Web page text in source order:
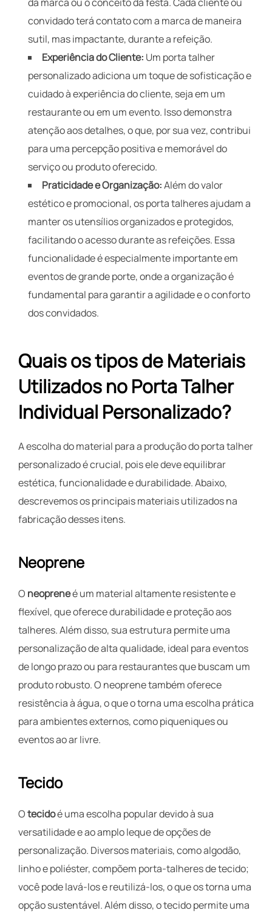
convidado terá contato com a marca de maneira
sutil, mas impactante, durante a refeição.
Experiência do Cliente: Um porta talher
personalizado adiciona um toque de sofisticação e
cuidado à experiência do cliente, seja em um
restaurante ou em um evento. Isso demonstra
atenção aos detalhes, o que, por sua vez, contribui
para uma percepção positiva e memorável do
serviço ou produto oferecido.
Praticidade e Organização:Além do valor
estético e promocional, os porta talheres ajudam a
manter os utensílios organizados e protegidos,
facilitando o acesso durante as refeições. Essa
funcionalidade é especialmente importante em
eventos de grande porte, onde a organização é
fundamental para garantir a agilidade e o conforto
dos convidados.
Quais os tipos de Materiais
Utilizados no Porta Talher
Individual Personalizado?
A escolha do material para a produção do porta talher
personalizado é crucial, pois ele deve equilibrar
estética, funcionalidade e durabilidade. Abaixo,
descrevemos os principais materiais utilizados na
fabricação desses itens.
Neoprene
O neopreneé um material altamente resistente e
flexível, que oferece durabilidade e proteção aos
talheres. Além disso, sua estrutura permite uma
personalização de alta qualidade, ideal para eventos
de longo prazo ou para restaurantes que buscam um
produto robusto. O neoprene também oferece
resistência à água, o que o torna uma escolha prática
para ambientes externos, como piqueniques ou
eventos ao ar livre.
Tecido
Otecidoé uma escolha popular devido à sua
versatilidade e ao amplo leque de opções de
personalização. Diversos materiais, como algodão,
linho e poliéster, compõem porta-talheres de tecido;
você pode lavá-los e reutilizá-los, o que os torna uma
opção sustentável. Além disso, o tecido permite uma